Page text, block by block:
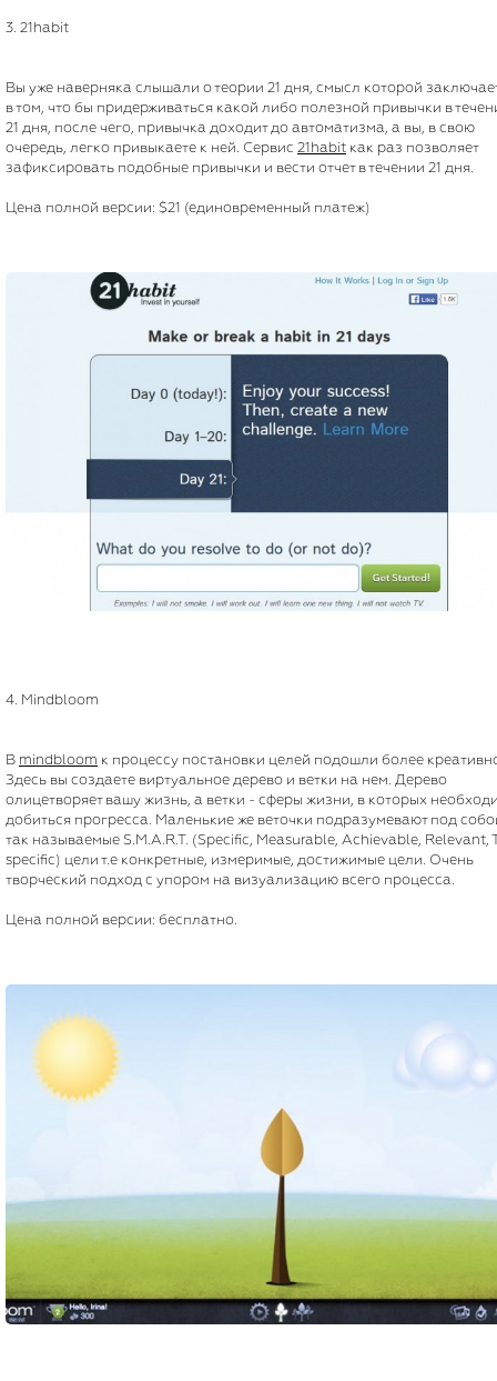
3. 21habit
Вы уже наверняка слышали о теории 21 дня, смысл которой
в том, что бы придерживаться какой либо полезной привычки в
21 дня, после чего, привычка доходит до автоматизма, а вы, в свою
очередь, легко привыкаете к ней. Сервис 21habit как раз позволяет
зафиксировать подобные привычки и вести отчет в течении 21 дня.
Цена полной версии: $21 (единовременный платеж)
4. Mindbloom
В mindbloom к процессу постановки целей подошли более
Здесь вы создаете виртуальное дерево и ветки на нем. Дерево
олицетворяет вашу жизнь, а ветки - сферы жизни, в которых
добиться прогресса. Маленькие же веточки подразумевают под
так называемые S.M.A.R.T. (Specific, Measurable, Achievable, Relevant,
specific) цели т.е конкретные, измеримые, достижимые цели. Очень
творческий подход с упором на визуализацию всего процесса.
Цена полной версии: бесплатно.